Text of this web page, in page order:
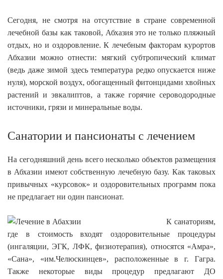
Сегодня, не смотря на отсутствие в стране современной
лечебной базы как таковой, Абхазия это не только пляжный
отдых, но и оздоровление. К лечебным факторам курортов
Абхазии можно отнести: мягкий субтропический климат
(ведь даже зимой здесь температура редко опускается ниже
нуля), морской воздух, обогащенный фитонцидами хвойных
растений и эвкалиптов, а также горячие сероводородные
источники, грязи и минеральные воды.
Санатории и пансионаты с лечением
На сегодняшний день всего несколько объектов размещения
в Абхазии имеют собственную лечебную базу. Как таковых
привычных «курсовок» и оздоровительных программ пока
не предлагает ни один пансионат.
К санаториям,
где в стоимость входят оздоровительные процедуры
(ингаляции, ЭГК, ЛФК, физиотерапия), относятся «Амра»,
«Сана», «им.Челюскинцев», расположенные в г. Гагра.
Также некоторые виды процедур предлагают ДО